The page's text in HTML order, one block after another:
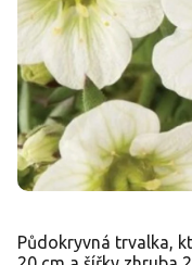
Půdokryvná trvalka,